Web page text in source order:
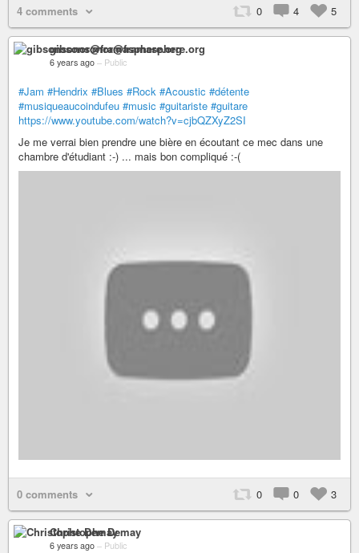
4 comments 0 4 5
gibsonsonor@framasphere.org
6 years ago – Public
#Jam #Hendrix #Blues #Rock #Acoustic #détente
#musiqueaucoindufeu #music #guitariste #guitare
https://www.youtube.com/watch?v=cjbQZXyZ2SI
Je me verrai bien prendre une bière en écoutant ce mec dans une
chambre d'étudiant :-) ... mais bon compliqué :-(
0 comments 0 0 3
Christophe Demay
6 years ago – Public